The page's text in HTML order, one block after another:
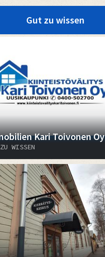
Gut zu wissen
Kari Toivonen Oy
WISSEN